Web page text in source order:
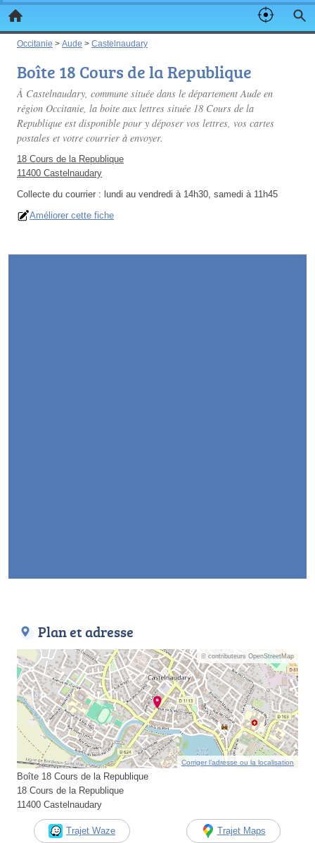
Occitanie > Aude > Castelnaudary
Boîte 18 Cours de la Republique
À Castelnaudary, commune située dans le département Aude en
région Occitanie, la boite aux lettres située 18 Cours de la
Republique est disponible pour y déposer vos lettres, vos cartes
postales et votre courrier à envoyer.
18 Cours de la Republique
11400 Castelnaudary
Collecte du courrier : lundi au vendredi à 14h30, samedi à 11h45
Améliorer cette fiche
Plan et adresse
© contributeurs OpenStreetMap
Corriger l’adresse ou la localisation
Boîte 18 Cours de la Republique
18 Cours de la Republique
11400 Castelnaudary
Trajet Waze Trajet Maps